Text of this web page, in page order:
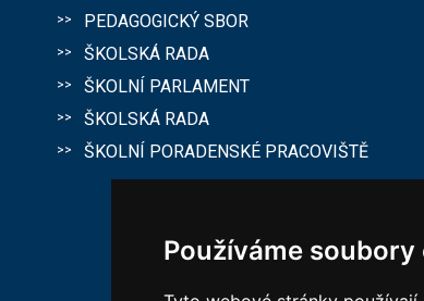
Používáme soubory
PEDAGOGICKÝ SBOR
ŠKOLSKÁ RADA
ŠKOLNÍ PARLAMENT
ŠKOLSKÁ RADA
ŠKOLNÍ PORADENSKÉ PRACOVIŠTĚ